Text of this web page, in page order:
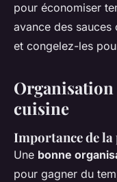
pour économiser
avance des sauces
et congelez-les
cuisine
Importance de
Une bonne
pour gagner du